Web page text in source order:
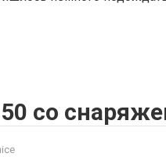
со